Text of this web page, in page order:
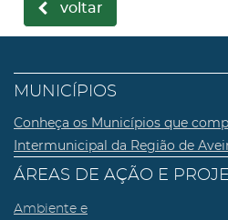
voltar
MUNICÍPIOS
Conheça os Municípios que
Intermunicipal da Região de
ÁREAS DE AÇÃO E
Ambiente e